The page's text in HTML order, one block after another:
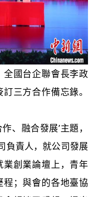
國台企聯會長李政
三方合作備忘錄。
、融合發展’主題，
負責人，就公司發展
創業論壇上，青年
；與會的各地臺協